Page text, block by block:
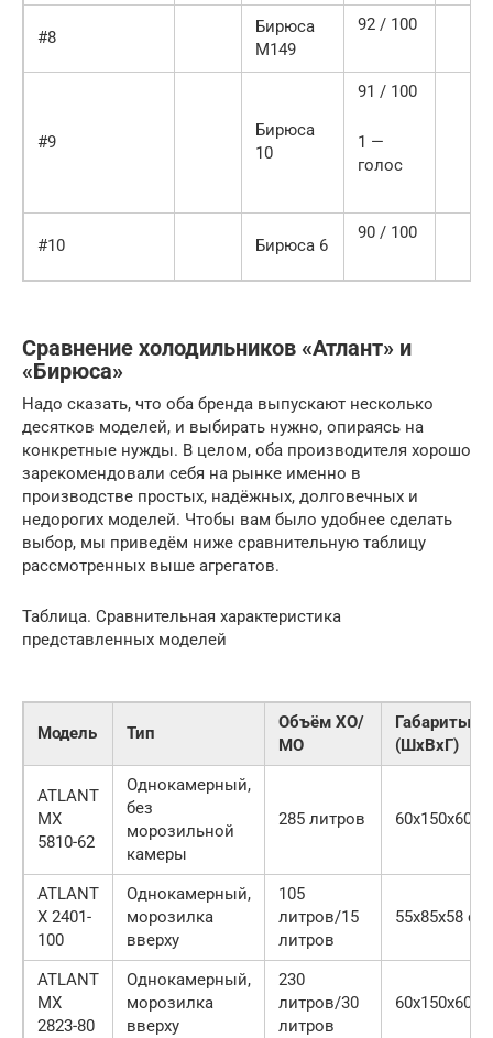
#8
Бирюса
M149
92 / 100
#9
Бирюса
10
91 / 100
1 —
голос
#10 Бирюса 6
90 / 100
Сравнение холодильников «Атлант» и
«Бирюса»
Надо сказать, что оба бренда выпускают несколько
десятков моделей, и выбирать нужно, опираясь на
конкретные нужды. В целом, оба производителя хорошо
зарекомендовали себя на рынке именно в
производстве простых, надёжных, долговечных и
недорогих моделей. Чтобы вам было удобнее сделать
выбор, мы приведём ниже сравнительную таблицу
рассмотренных выше агрегатов.
Таблица. Сравнительная характеристика
представленных моделей
Модель Тип
Объём ХО/
МО
Габариты
(ШхВхГ)
ATLANT
МХ
5810-62
Однокамерный,
без
морозильной
камеры
285 литров 60х150х60
ATLANT
Х 2401-
100
Однокамерный,
морозилка
вверху
105
литров/15
литров
55х85х58 см
ATLANT
МХ
2823-80
Однокамерный,
морозилка
вверху
230
литров/30
литров
60х150х60